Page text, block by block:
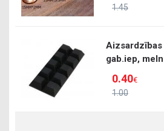
1.45
Aizsardzības
gab.iep,
1.00
0.40€